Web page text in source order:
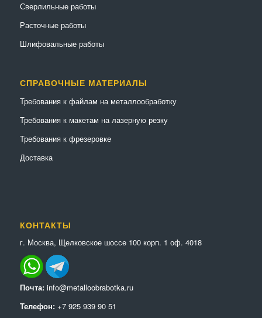
Сверлильные работы
Расточные работы
Шлифовальные работы
СПРАВОЧНЫЕ МАТЕРИАЛЫ
Требования к файлам на металлообработку
Требования к макетам на лазерную резку
Требования к фрезеровке
Доставка
КОНТАКТЫ
г. Москва, Щелковское шоссе 100 корп. 1 оф. 4018
Почта: info@metalloobrabotka.ru
Телефон: +7 925 939 90 51